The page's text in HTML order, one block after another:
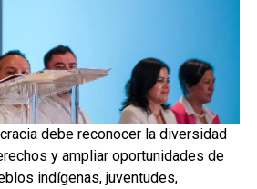
debe reconocer la diversidad
y ampliar oportunidades de
indígenas, juventudes,